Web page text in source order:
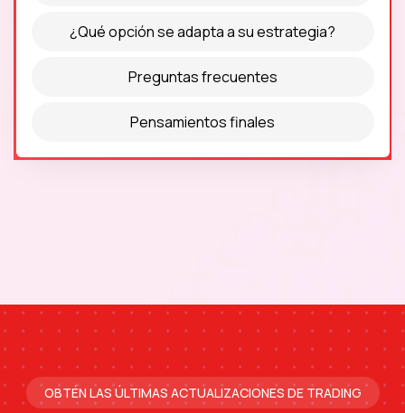
¿Qué opción se adapta a su estrategia?
Preguntas frecuentes
Pensamientos finales
OBTÉN LAS ÚLTIMAS ACTUALIZACIONES DE TRADING